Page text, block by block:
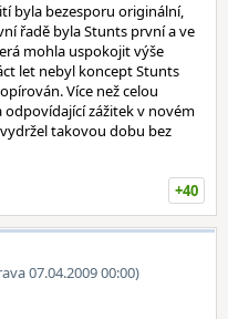
byla bezesporu originální,
řadě byla Stunts první a ve
mohla uspokojit výše
let nebyl koncept Stunts
Více než celou
zážitek v novém
takovou dobu bez
+40
07.04.2009 00:00)